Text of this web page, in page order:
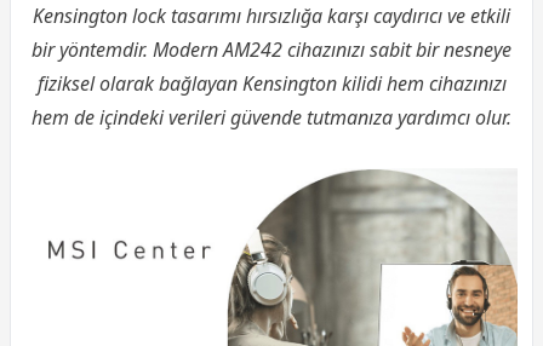
Kensington lock tasarımı hırsızlığa karşı caydırıcı ve etkili
bir yöntemdir. Modern AM242 cihazınızı sabit bir nesneye
fiziksel olarak bağlayan Kensington kilidi hem cihazınızı
hem de içindeki verileri güvende tutmanıza yardımcı olur.